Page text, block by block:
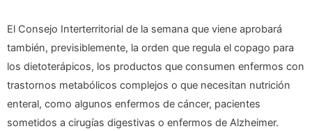
El Consejo Interterritorial de la semana que viene aprobará
también, previsiblemente, la orden que regula el copago para
los dietoterápicos, los productos que consumen enfermos con
trastornos metabólicos complejos o que necesitan nutrición
enteral, como algunos enfermos de cáncer, pacientes
sometidos a cirugías digestivas o enfermos de Alzheimer.